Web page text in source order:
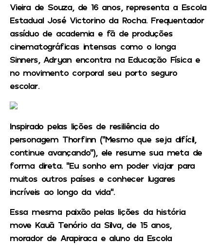
Vieira de Souza, de 16 anos, representa a Escola
Estadual José Victorino da Rocha. Frequentador
assíduo de academia e fã de produções
cinematográficas intensas como o longa
Sinners, Adryan encontra na Educação Física e
no movimento corporal seu porto seguro
escolar.
Inspirado pelas lições de resiliência do
personagem Thorfinn (“Mesmo que seja difícil,
continue avançando”), ele resume sua meta de
forma direta. “Eu sonho em poder viajar para
muitos outros países e conhecer lugares
incríveis ao longo da vida”.
Essa mesma paixão pelas lições da história
move Kauã Tenório da Silva, de 15 anos,
morador de Arapiraca e aluno da Escola